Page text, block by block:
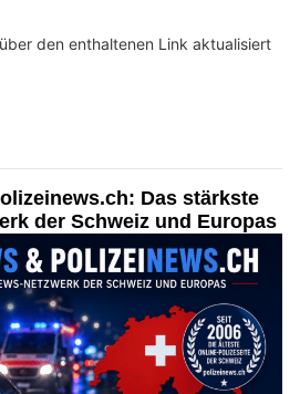
den enthaltenen Link aktualisiert
Das stärkste
der Schweiz und Europas